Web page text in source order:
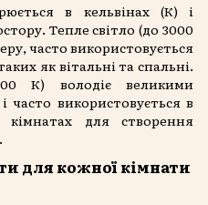
в кельвінах (К) і
Тепле світло (до 3000
часто використовується
як вітальні та спальні.
К) володіє великими
часто використовується в
для створення
для кожної кімнати